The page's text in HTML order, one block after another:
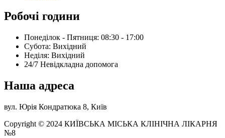
Робочі години
Понеділок - Пятниця: 08:30 - 17:00
Субота: Вихідний
Нeділя: Вихідний
24/7 Невідкладна допомога
Наша адреса
вул. Юрія Кондратюка 8, Київ
Copyright © 2024 КИЇВСЬКА МІСЬКА КЛІНІЧНА ЛІКАРНЯ
№8